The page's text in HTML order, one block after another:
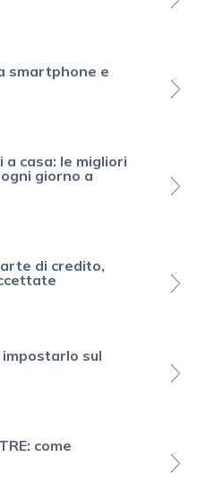
smartphone e
casa: le migliori
giorno a
di credito,
sul
come